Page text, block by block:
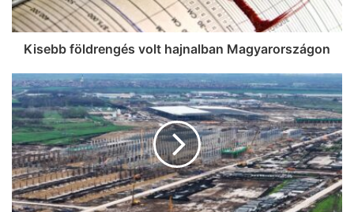
Kisebb földrengés volt hajnalban Magyarországon